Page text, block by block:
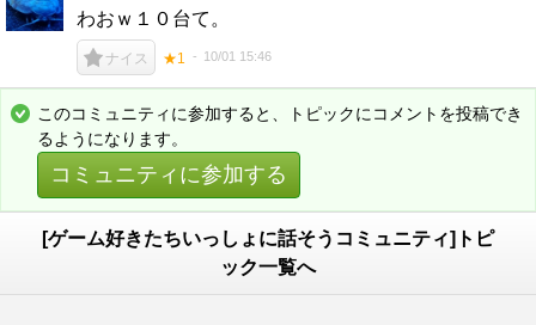
わおｗ１０台て。
ナイス ★1 10/01 15:46
このコミュニティに参加すると、トピックにコメントを投稿でき
るようになります。
コミュニティに参加する
[ゲーム好きたちいっしょに話そうコミュニティ]トピ
ック一覧へ